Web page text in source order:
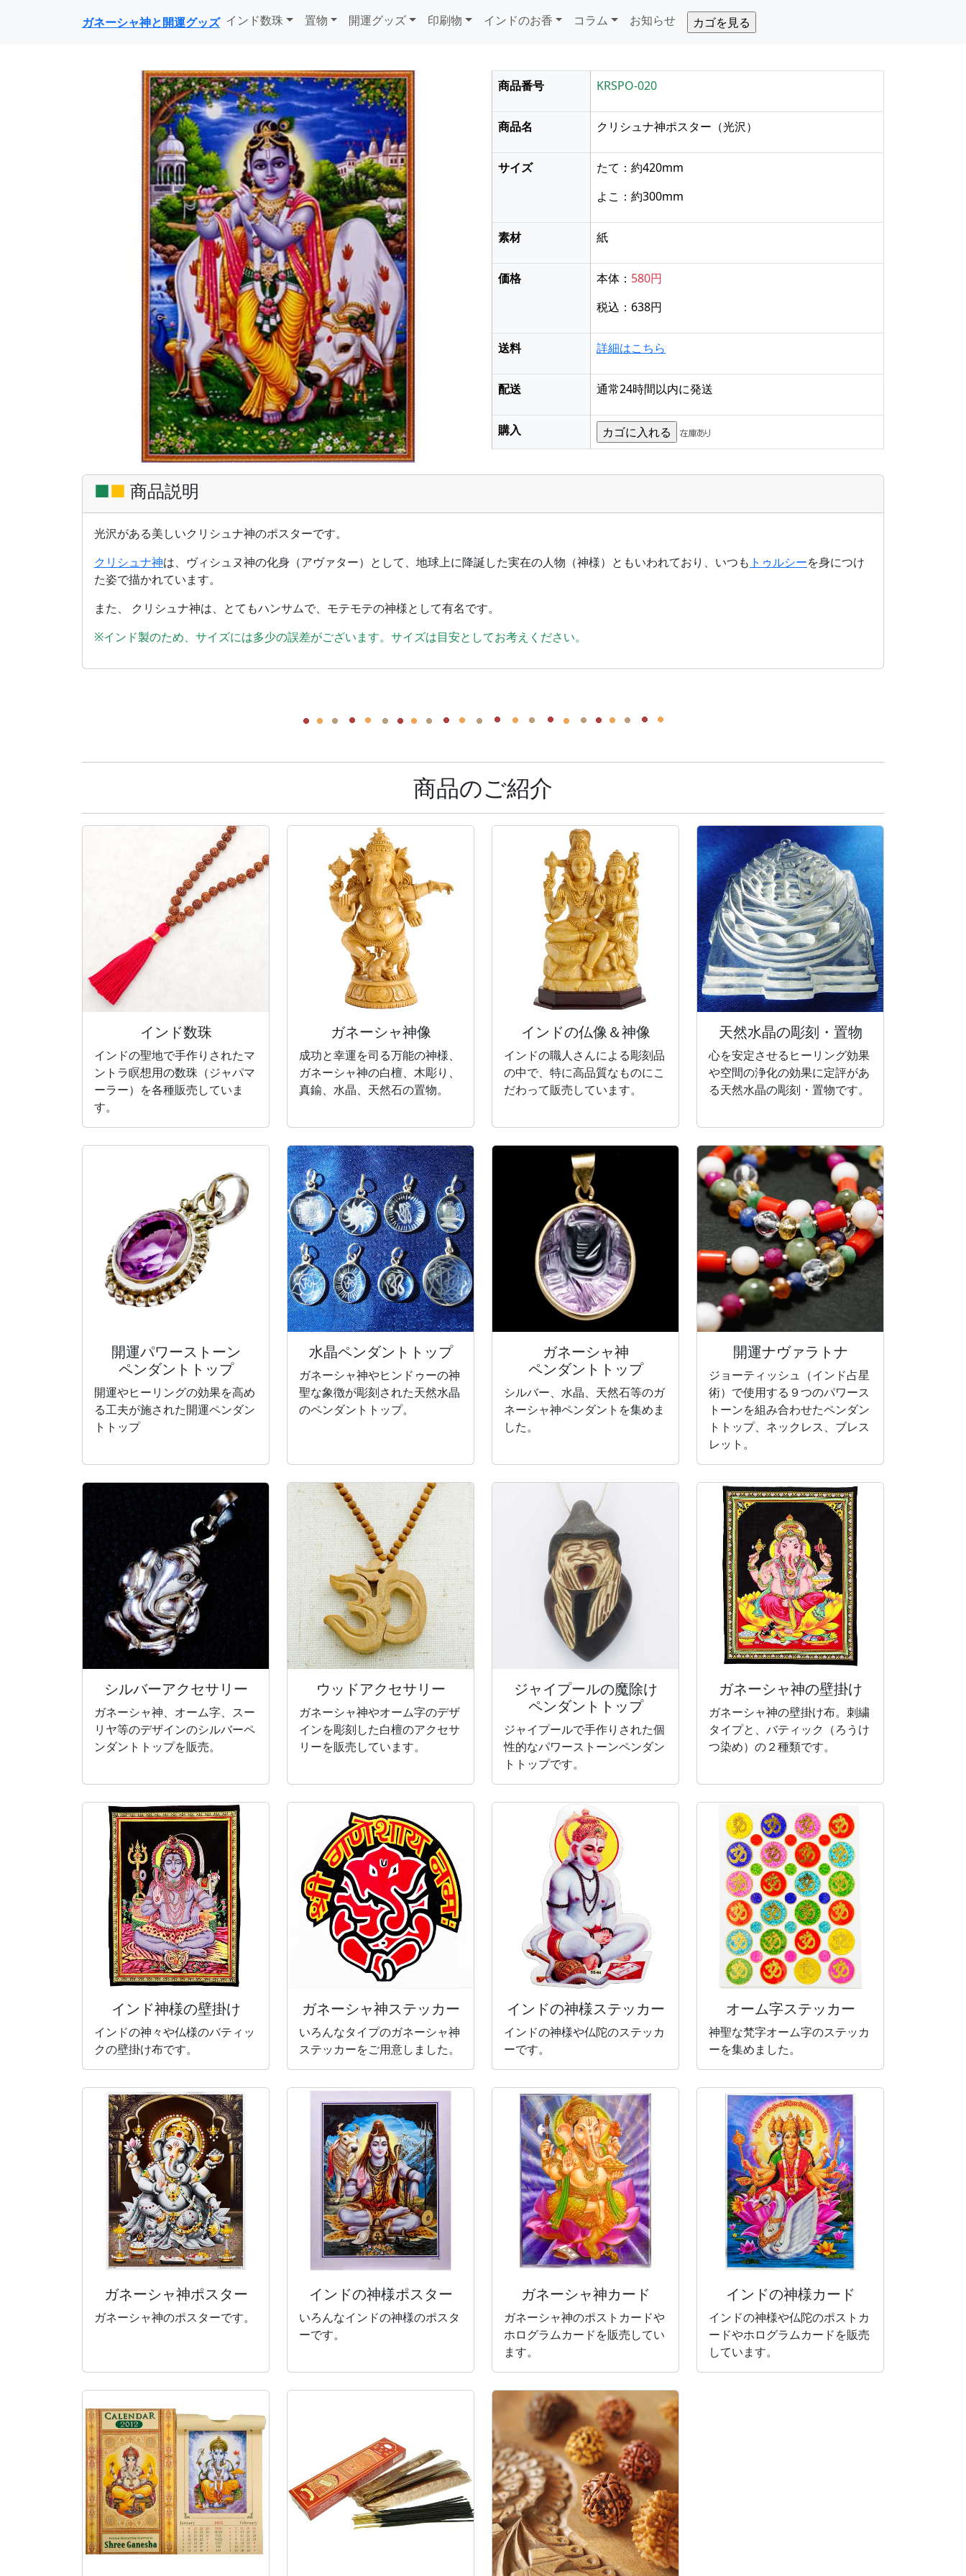
ガネーシャ神と開運グッズ インド数珠 置物 開運グッズ 印刷物 インドのお香 コラム お知らせ
前に戻る
商品番号 KRSPO-020
商品名 クリシュナ神ポスター （光沢）
サイズ
たて：約420mm
よこ：約300mm
素材 紙
価格 本体： 580円
税込：638円
送料 詳細はこちら
配送 通常24時間以内に発送
購入
■■ 商品説明
光沢がある美しいクリシュナ神のポスターです。
クリシュナ神は、ヴィシュヌ神の化身（アヴァター）として、地球上に降誕した実在の人物（神様）ともいわれており、いつも トゥルシーを身につけ
た姿で描かれています。
また、 クリシュナ神は、とてもハンサムで、モテモテの神様として有名です。
※インド製のため、サイズには多少の誤差がございます。サイズは目安としてお考えください。
商品のご紹介
インド数珠
インドの聖地で手作りされたマ
ントラ瞑想用の数珠（ジャパマ
ーラー）を各種販売していま
す。
ガネーシャ神像
成功と幸運を司る万能の神様、
ガネーシャ神の白檀、木彫り、
真鍮、水晶、天然石の置物。
インドの仏像＆神像
インドの職人さんによる彫刻品
の中で、特に高品質なものにこ
だわって販売しています。
天然水晶の彫刻・ 置物
心を安定させるヒーリング効果
や空間の浄化の効果に定評があ
る天然水晶の彫刻・置物です。
開運パワーストーン
ペンダントトップ
開運やヒーリングの効果を高め
る工夫が施された開運ペンダン
トトップ
水晶ペンダントトップ
ガネーシャ神やヒンドゥーの神
聖な象徴が彫刻された天然水晶
のペンダントトップ。
ガネーシャ神
ペンダントトップ
シルバー、水晶、天然石等のガ
ネーシャ神ペンダントを集めま
した。
開運ナヴァラトナ
ジョーティッシュ（インド占星
術）で使用する９つのパワース
トーンを組み合わせたペンダン
トトップ、ネックレス、ブレス
レット。
シルバーアクセサリー
ガネーシャ神、オーム字、スー
リヤ等のデザインのシルバーペ
ンダントトップを販売。
ウッドアクセサリー
ガネーシャ神やオーム字のデザ
インを彫刻した白檀のアクセサ
リーを販売しています。
ジャイプールの魔除け
ペンダントトップ
ジャイプールで手作りされた個
性的なパワーストーンペンダン
トトップです。
ガネーシャ神の壁掛け
ガネーシャ神の壁掛け布。刺繍
タイプと、バティック（ろうけ
つ染め）の２種類です。
インド神様の壁掛け
インドの神々や仏様のバティッ
クの壁掛け布です。
ガネーシャ神ステッカー
いろんなタイプのガネーシャ神
ステッカーをご用意しました。
インドの神様ステッカー
インドの神様や仏陀のステッカ
ーです。
オーム字ステッカー
神聖な梵字オーム字のステッカ
ーを集めました。
ガネーシャ神ポスター
ガネーシャ神のポスターです。
インドの神様ポスター
いろんなインドの神様のポスタ
ーです。
ガネーシャ神カード
ガネーシャ神のポストカードや
ホログラムカードを販売してい
ます。
インドの神様カード
インドの神様や仏陀のポストカ
ードやホログラムカードを販売
しています。